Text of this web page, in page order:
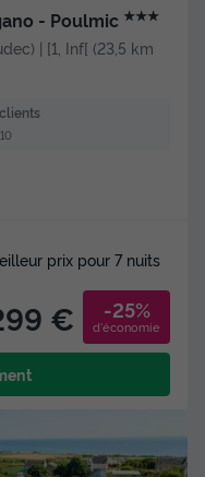
- Poulmic ★★★
| [1, Inf[ (23,5 km
prix pour 7 nuits
€ -25%
d'économie